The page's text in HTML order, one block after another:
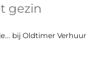
gezin
bij Oldtimer Verhuur